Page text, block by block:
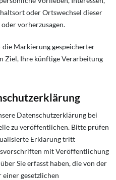
oder Ortswechsel dieser
vorherzusagen.
die Markierung gespeicherter
Ziel, Ihre künftige Verarbeitung
Datenschutzerklärung bei
zu veröffentlichen. Bitte prüfen
Erklärung tritt
mit Veröffentlichung
Sie erfasst haben, die von der
gesetzlichen